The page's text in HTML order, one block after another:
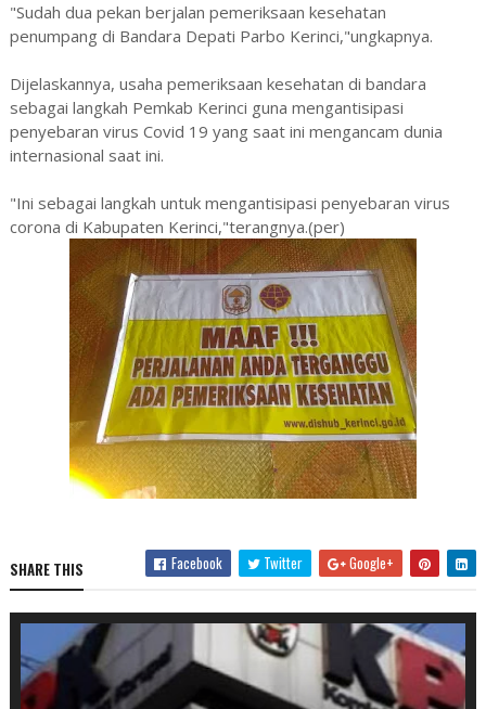
"Sudah dua pekan berjalan pemeriksaan kesehatan
penumpang di Bandara Depati Parbo Kerinci,"ungkapnya.
Dijelaskannya, usaha pemeriksaan kesehatan di bandara
sebagai langkah Pemkab Kerinci guna mengantisipasi
penyebaran virus Covid 19 yang saat ini mengancam dunia
internasional saat ini.
"Ini sebagai langkah untuk mengantisipasi penyebaran virus
corona di Kabupaten Kerinci,"terangnya.(per)
SHARE THIS Facebook Twitter Google+